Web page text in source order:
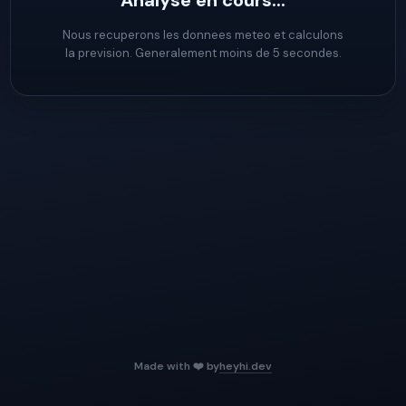
Nous recuperons les donnees meteo et calculons
la prevision. Generalement moins de 5 secondes.
Made with ❤️ byheyhi.dev